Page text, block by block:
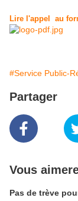
Lire l'appel au
#Service Public-
Partager
Vous
Pas de trève